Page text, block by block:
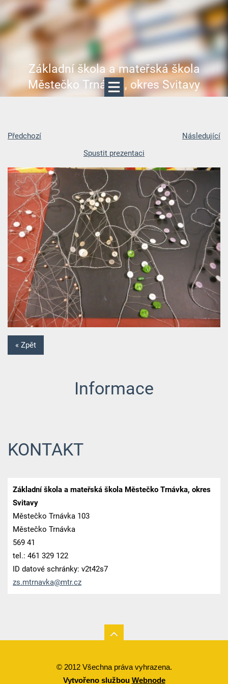
Základní škola a mateřská škola
Městečko Trnávka, okres Svitavy
Předchozí
Následující
Spustit prezentaci
« Zpět
Informace
KONTAKT
Základní škola a mateřská škola Městečko Trnávka, okres
Svitavy
Městečko Trnávka 103
Městečko Trnávka
569 41
tel.: 461 329 122
ID datové schránky: v2t42s7
zs.mtrnavka@mtr.cz
© 2012 Všechna práva vyhrazena.
Vytvořeno službou Webnode